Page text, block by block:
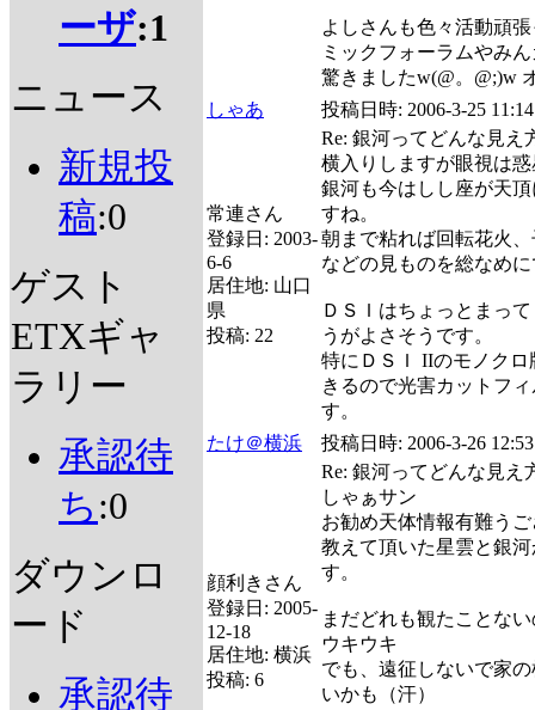
ーザ:1
ニュース
新規投
稿:0
ゲスト
ETXギャ
ラリー
承認待
ち :0
ダウンロ
ード
承認待
よしさんも色々活動頑
ミックフォーラムやみ
驚きましたw(@。@;)w
しゃあ
投稿日時: 2006-3-25 11:14
常連さん
登録日: 2003-
6-6
居住地: 山口
県
投稿: 22
Re: 銀河ってどんな見え
横入りしますが眼視は
銀河も今はしし座が天
すね。
朝まで粘れば回転花火
などの見ものを総なめ
ＤＳＩはちょっとまっ
うがよさそうです。
特にＤＳＩ IIのモノク
きるので光害カットフ
す。
たけ＠横浜
投稿日時: 2006-3-26 12:53
顔利きさん
登録日: 2005-
12-18
居住地: 横浜
投稿: 6
Re: 銀河ってどんな見え
しゃぁサン
お勧め天体情報有難う
教えて頂いた星雲と銀
す。
まだどれも観たことな
ウキウキ
でも、遠征しないで家
いかも（汗）